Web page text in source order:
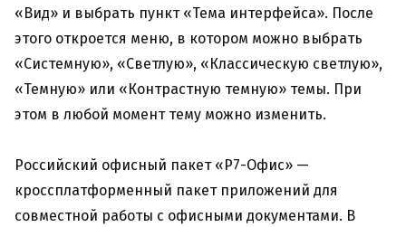
«Вид» и выбрать пункт «Тема интерфейса». После
этого откроется меню, в котором можно выбрать
«Системную», «Светлую», «Классическую светлую»,
«Темную» или «Контрастную темную» темы. При
этом в любой момент тему можно изменить.
Российский офисный пакет «Р7-Офис» —
кроссплатформенный пакет приложений для
совместной работы с офисными документами. В